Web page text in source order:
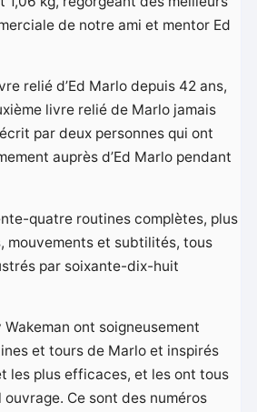
de notre ami et mentor Ed
relié d’Ed Marlo depuis 42 ans,
livre relié de Marlo jamais
par deux personnes qui ont
auprès d’Ed Marlo pendant
quatre routines complètes, plus
mouvements et subtilités, tous
par soixante-dix-huit
ont soigneusement
et tours de Marlo et inspirés
les plus efficaces, et les ont tous
Ce sont des numéros